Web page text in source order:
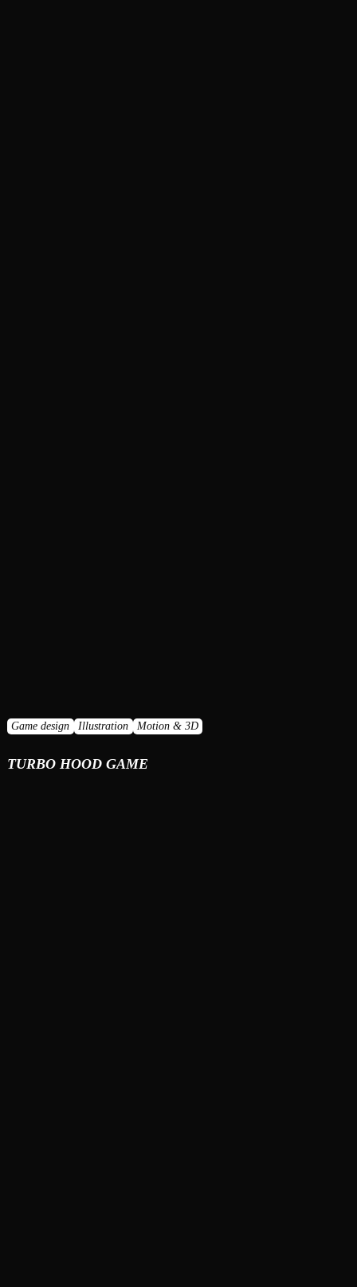
Game design Illustration Motion & 3D
TURBO HOOD GAME